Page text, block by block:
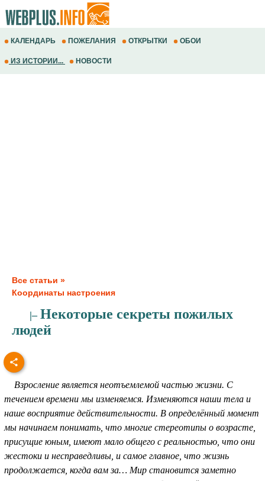
КАЛЕНДАРЬ ПОЖЕЛАНИЯ ОТКРЫТКИ ОБОИ
ИЗ ИСТОРИИ... НОВОСТИ
Все статьи »
Координаты настроения
|– Некоторые секреты пожилых
людей
Взросление является неотъемлемой частью жизни. С
течением времени мы изменяемся. Изменяются наши тела и
наше восприятие действительности. В определённый момент
мы начинаем понимать, что многие стереотипы о возрасте,
присущие юным, имеют мало общего с реальностью, что они
жестоки и несправедливы, и самое главное, что жизнь
продолжается, когда вам за… Мир становится заметно